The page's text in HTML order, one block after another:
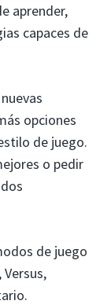
aprender,
capaces de
opciones
de juego.
o pedir
de juego